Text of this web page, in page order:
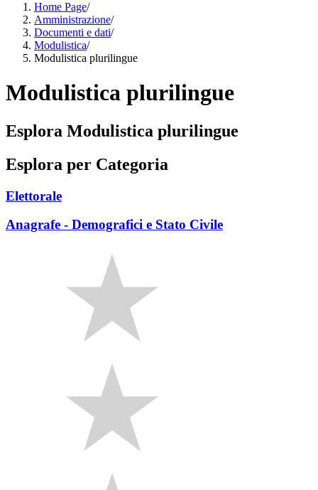
Home Page/
Amministrazione/
Documenti e dati/
Modulistica/
Modulistica plurilingue
Modulistica plurilingue
Esplora Modulistica plurilingue
Esplora per Categoria
Elettorale
Anagrafe - Demografici e Stato Civile